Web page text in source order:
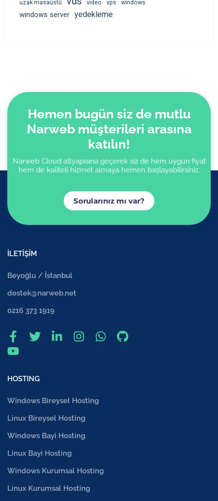
uzak masaüstü video vps windows
windows server yedekleme
Hemen bugün siz de mutlu
Narweb müşterileri arasına
katılın!
Narweb Cloud altyapısına geçerek siz de hem uygun fiyat
hem de kaliteli hizmet almaya hemen başlayabilirsiniz.
Sorularınız mı var?
İLETİŞİM
Beyoğlu / İstanbul
destek@narweb.net
0216 373 1919
HOSTING
Windows Bireysel Hosting
Linux Bireysel Hosting
Windows Bayi Hosting
Linux Bayi Hosting
Windows Kurumsal Hosting
Linux Kurumsal Hosting